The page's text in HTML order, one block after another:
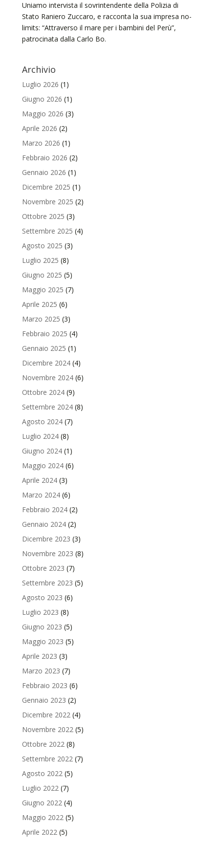
Uniamo intervista il sovrintendente della Polizia di
Stato Raniero Zuccaro, e racconta la sua impresa no-
limits: “Attraverso il mare per i bambini del Perù”,
patrocinata dalla Carlo Bo.
Archivio
Luglio 2026 (1)
Giugno 2026 (1)
Maggio 2026 (3)
Aprile 2026 (2)
Marzo 2026 (1)
Febbraio 2026 (2)
Gennaio 2026 (1)
Dicembre 2025 (1)
Novembre 2025 (2)
Ottobre 2025 (3)
Settembre 2025 (4)
Agosto 2025 (3)
Luglio 2025 (8)
Giugno 2025 (5)
Maggio 2025 (7)
Aprile 2025 (6)
Marzo 2025 (3)
Febbraio 2025 (4)
Gennaio 2025 (1)
Dicembre 2024(4)
Novembre 2024(6)
Ottobre 2024(9)
Settembre 2024(8)
Agosto 2024(7)
Luglio 2024(8)
Giugno 2024(1)
Maggio 2024(6)
Aprile 2024(3)
Marzo 2024(6)
Febbraio 2024(2)
Gennaio 2024(2)
Dicembre 2023 (3)
Novembre 2023 (8)
Ottobre 2023 (7)
Settembre 2023 (5)
Agosto 2023 (6)
Luglio 2023 (8)
Giugno 2023 (5)
Maggio 2023 (5)
Aprile 2023 (3)
Marzo 2023 (7)
Febbraio 2023 (6)
Gennaio 2023 (2)
Dicembre 2022(4)
Novembre 2022(5)
Ottobre 2022(8)
Settembre 2022(7)
Agosto 2022(5)
Luglio 2022(7)
Giugno 2022(4)
Maggio 2022(5)
Aprile 2022(5)